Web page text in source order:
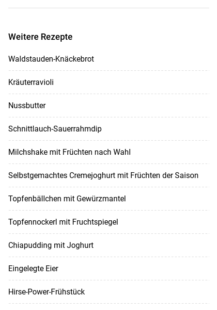
Weitere Rezepte
Waldstauden-Knäckebrot
Kräuterravioli
Nussbutter
Schnittlauch-Sauerrahmdip
Milchshake mit Früchten nach Wahl
Selbstgemachtes Cremejoghurt mit Früchten der Saison
Topfenbällchen mit Gewürzmantel
Topfennockerl mit Fruchtspiegel
Chiapudding mit Joghurt
Eingelegte Eier
Hirse-Power-Frühstück